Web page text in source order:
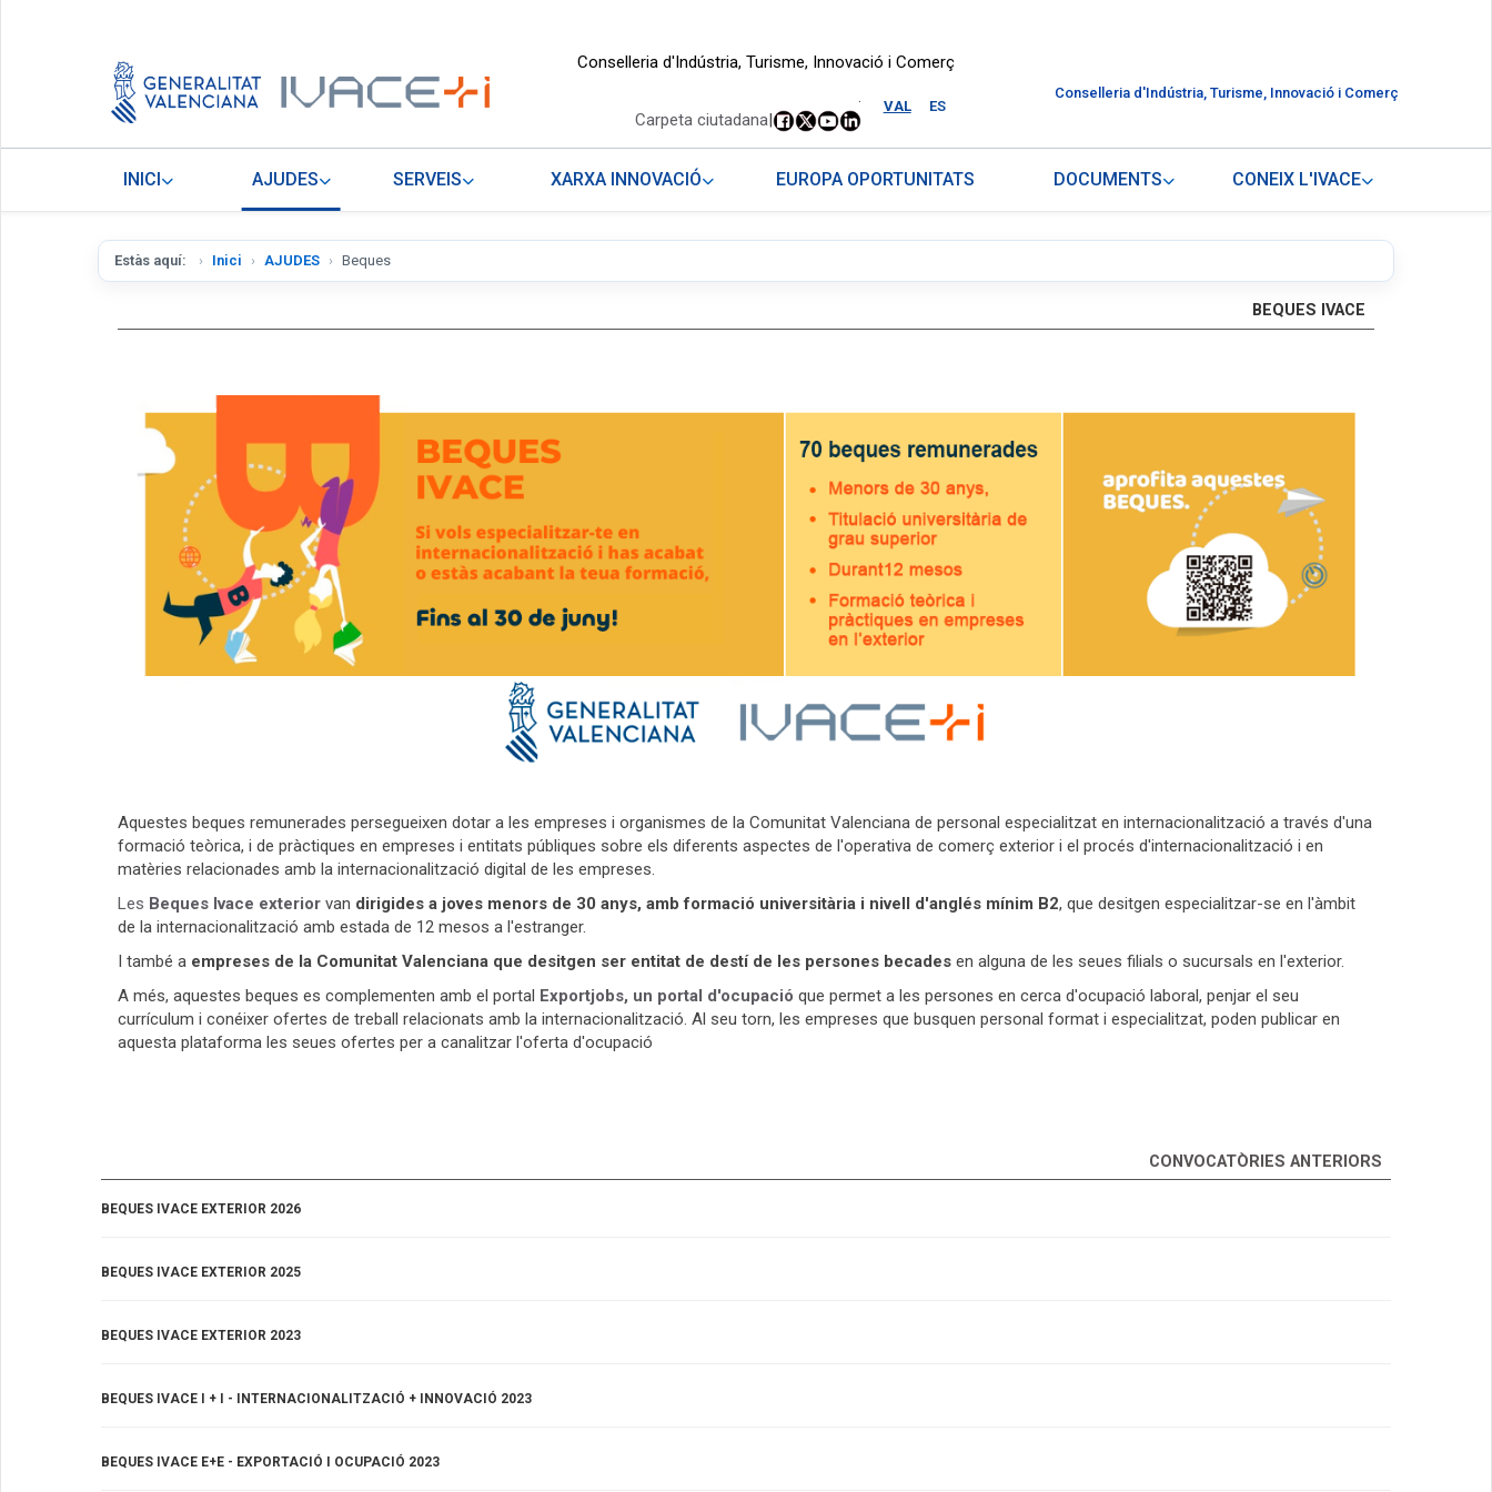
Conselleria d'Indústria, Turisme, Innovació i Comerç
VAL ES
.
Carpeta ciutadana|
Conselleria d'Indústria, Turisme, Innovació i Comerç
INICI AJUDES SERVEIS XARXA INNOVACIÓ EUROPA OPORTUNITATS DOCUMENTS CONEIX L'IVACE
Estàs aquí: Inici AJUDES Beques
BEQUES IVACE
Aquestes beques remunerades persegueixen dotar a les empreses i organismes de la Comunitat Valenciana de personal especialitzat en internacionalització a través d'una
formació teòrica, i de pràctiques en empreses i entitats públiques sobre els diferents aspectes de l'operativa de comerç exterior i el procés d'internacionalització i en
matèries relacionades amb la internacionalització digital de les empreses.
Les Beques Ivace exterior van dirigides a joves menors de 30 anys, amb formació universitària i nivell d'anglés mínim B2, que desitgen especialitzar-se en l'àmbit
de la internacionalització amb estada de 12 mesos a l'estranger.
I també a empreses de la Comunitat Valenciana que desitgen ser entitat de destí de les persones becades en alguna de les seues filials o sucursals en l'exterior.
A més, aquestes beques es complementen amb el portal Exportjobs, un portal d'ocupació que permet a les persones en cerca d'ocupació laboral, penjar el seu
currículum i conéixer ofertes de treball relacionats amb la internacionalització. Al seu torn, les empreses que busquen personal format i especialitzat, poden publicar en
aquesta plataforma les seues ofertes per a canalitzar l'oferta d'ocupació
CONVOCATÒRIES ANTERIORS
BEQUES IVACE EXTERIOR 2026
BEQUES IVACE EXTERIOR 2025
BEQUES IVACE EXTERIOR 2023
BEQUES IVACE I + I - INTERNACIONALITZACIÓ + INNOVACIÓ 2023
BEQUES IVACE E+E - EXPORTACIÓ I OCUPACIÓ 2023